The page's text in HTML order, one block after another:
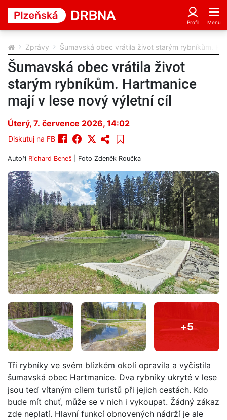
Zprávy Šumavská obec vrátila život starým rybníkům.
Šumavská obec vrátila život
starým rybníkům. Hartmanice
mají v lese nový výletní cíl
Úterý, 7. července 2026, 14:02
Diskutuj na FB
Autoři Richard Beneš | Foto Zdeněk Roučka
+5
Tři rybníky ve svém blízkém okolí opravila a vyčistila
šumavská obec Hartmanice. Dva rybníky ukryté v lese
jsou teď vítaným cílem turistů při jejich cestách. Kdo
bude mít chuť, může se v nich i vykoupat. Žádný zákaz
zde neplatí. Hlavní funkcí obnovených nádrží je ale